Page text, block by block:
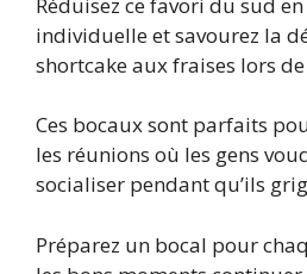
individuelle et savourez la
shortcake aux fraises lors
Ces bocaux sont parfaits
les réunions où les gens
socialiser pendant qu’ils
Préparez un bocal pour